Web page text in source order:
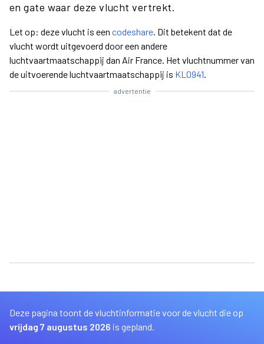
en gate waar deze vlucht vertrekt.
Let op: deze vlucht is een codeshare. Dit betekent dat de
vlucht wordt uitgevoerd door een andere
luchtvaartmaatschappij dan Air France. Het vluchtnummer van
de uitvoerende luchtvaartmaatschappij is KL0941.
advertentie
Deze pagina toont de vluchtinformatie voor de vlucht die op
vrijdag 7 augustus 2026 is gepland.